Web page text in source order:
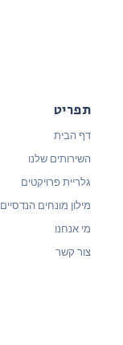
תפריט
דף הבית
השירותים שלנו
גלריית פרויקטים
מילון מונחים הנדסיים
מי אנחנו
צור קשר